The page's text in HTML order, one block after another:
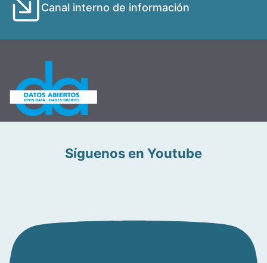
Canal interno de información
Síguenos en Youtube